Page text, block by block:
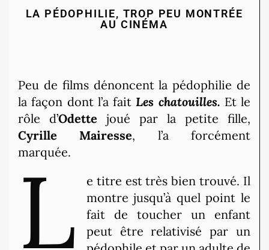
LA PÉDOPHILIE, TROP PEU MONTRÉE
AU CINÉMA
Peu de films dénoncent la pédophilie de
la façon dont l’a fait Les chatouilles. Et le
rôle d’Odette joué par la petite fille,
Cyrille Mairesse, l’a forcément
marquée.
L
e titre est très bien trouvé. Il
montre jusqu’à quel point le
fait de toucher un enfant
peut être relativisé par un